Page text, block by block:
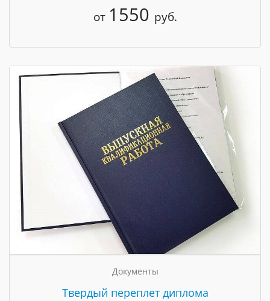
от 1550 руб.
Документы
Твердый переплет диплома